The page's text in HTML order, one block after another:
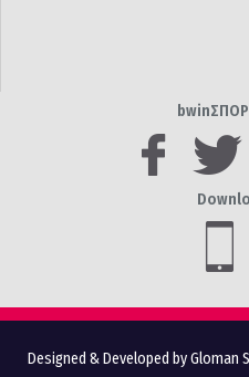
Designed & Developed by Gloman